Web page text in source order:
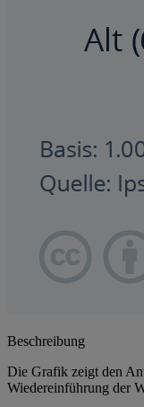
Beschreibung
Die Grafik zeigt den
Wiedereinführung der